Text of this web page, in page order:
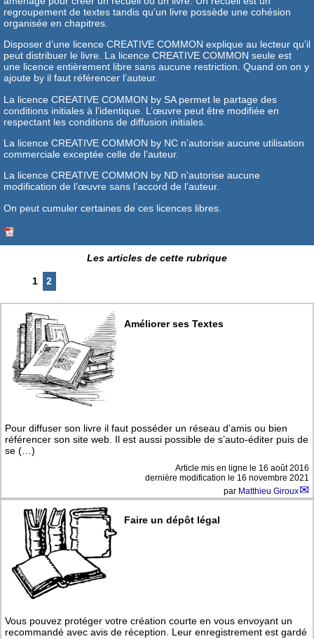
regroupement de textes tandis qu’un livre possède une cohésion
organisée en chapitres.
Disposer d’une licence CREATIVE COMMON explique au lecteur qu’il
peut distribuer le livre. La licence CREATIVE COMMON seule est
une licence entièrement libre sans aucune restriction. Quand on on y
ajoute by il faut référencer l’auteur.
La licence CREATIVE COMMON by SA permet le partage des
conditions initiales à l’identique. L’œuvre peut être modifiée en
respectant les conditions de diffusion initiales.
La licence CREATIVE COMMON by NC n’autorise aucune utilisation
commerciale exceptée celle de l’auteur.
La licence CREATIVE COMMON by ND n’autorise aucune
modification de l’œuvre sans l’accord de l’auteur.
On peut cumuler certaines de ces licences libres.
Les articles de cette rubrique
1 2
Améliorer ses Textes
Pour diffuser son livre il faut posséder un réseau d’amis ou bien
référencer son site web. Il est aussi possible de s’auto-éditer puis de
se (…)
Article mis en ligne le 16 août 2016
dernière modification le 16 novembre 2021
par Matthieu Giroux
Faire un dépôt légal
Vous pouvez protéger votre création courte en vous envoyant un
recommandé avec avis de réception. Leur enregistrement est gardé